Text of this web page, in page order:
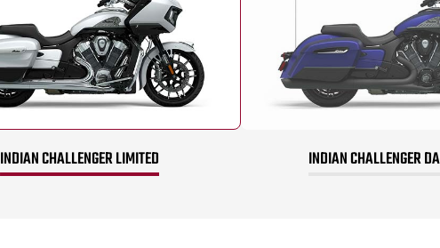
INDIAN CHALLENGER LIMITED INDIAN CHALLENGER